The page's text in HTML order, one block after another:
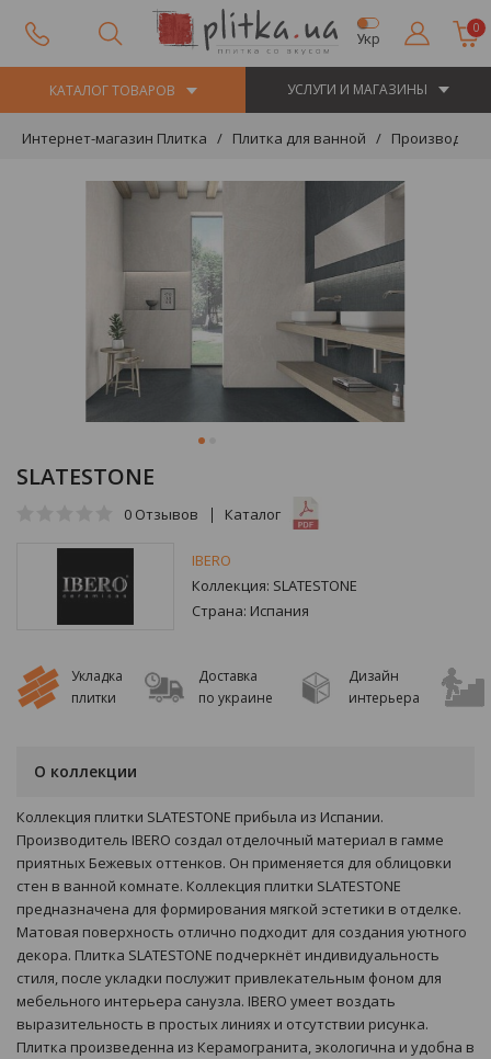
Укр
0
КАТАЛОГ ТОВАРОВ УСЛУГИ И МАГАЗИНЫ
Интернет-магазин Плитка Плитка для ванной
SLATESTONE
0 Отзывов Каталог
IBERO
Коллекция: SLATESTONE
Страна: Испания
Укладка
плитки
Доставка
по украине
Дизайн
интерьера
О коллекции
Коллекция плитки SLATESTONE прибыла из Испании.
Производитель IBERO создал отделочный материал в гамме
приятных Бежевых оттенков. Он применяется для облицовки
стен в ванной комнате. Коллекция плитки SLATESTONE
предназначена для формирования мягкой эстетики в отделке.
Матовая поверхность отлично подходит для создания уютного
декора. Плитка SLATESTONE подчеркнёт индивидуальность
стиля, после укладки послужит привлекательным фоном для
мебельного интерьера санузла. IBERO умеет воздать
выразительность в простых линиях и отсутствии рисунка.
Плитка произведенна из Керамогранита, экологична и удобна в